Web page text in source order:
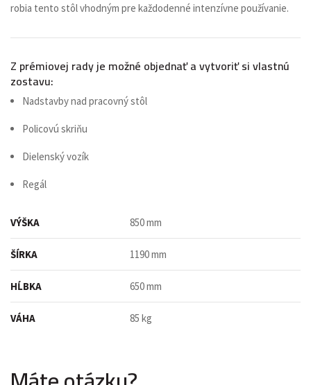
robia tento stôl vhodným pre každodenné intenzívne používanie.
Z prémiovej rady je možné objednať a vytvoriť si vlastnú
zostavu:
Nadstavby nad pracovný stôl
Policovú skriňu
Dielenský vozík
Regál
VÝŠKA 850 mm
ŠÍRKA 1190 mm
HĹBKA 650 mm
VÁHA 85 kg